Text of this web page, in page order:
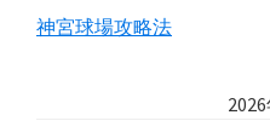
神宮球場攻略法